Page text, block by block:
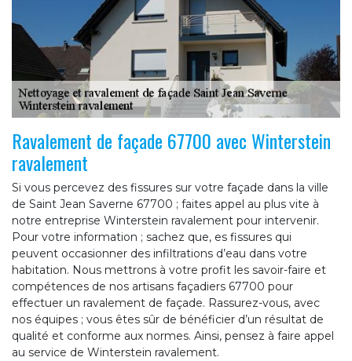
Ravalement de façade 67700 avec Winterstein
ravalement
Si vous percevez des fissures sur votre façade dans la ville
de Saint Jean Saverne 67700 ; faites appel au plus vite à
notre entreprise Winterstein ravalement pour intervenir.
Pour votre information ; sachez que, es fissures qui
peuvent occasionner des infiltrations d’eau dans votre
habitation. Nous mettrons à votre profit les savoir-faire et
compétences de nos artisans façadiers 67700 pour
effectuer un ravalement de façade. Rassurez-vous, avec
nos équipes ; vous êtes sûr de bénéficier d’un résultat de
qualité et conforme aux normes. Ainsi, pensez à faire appel
au service de Winterstein ravalement.